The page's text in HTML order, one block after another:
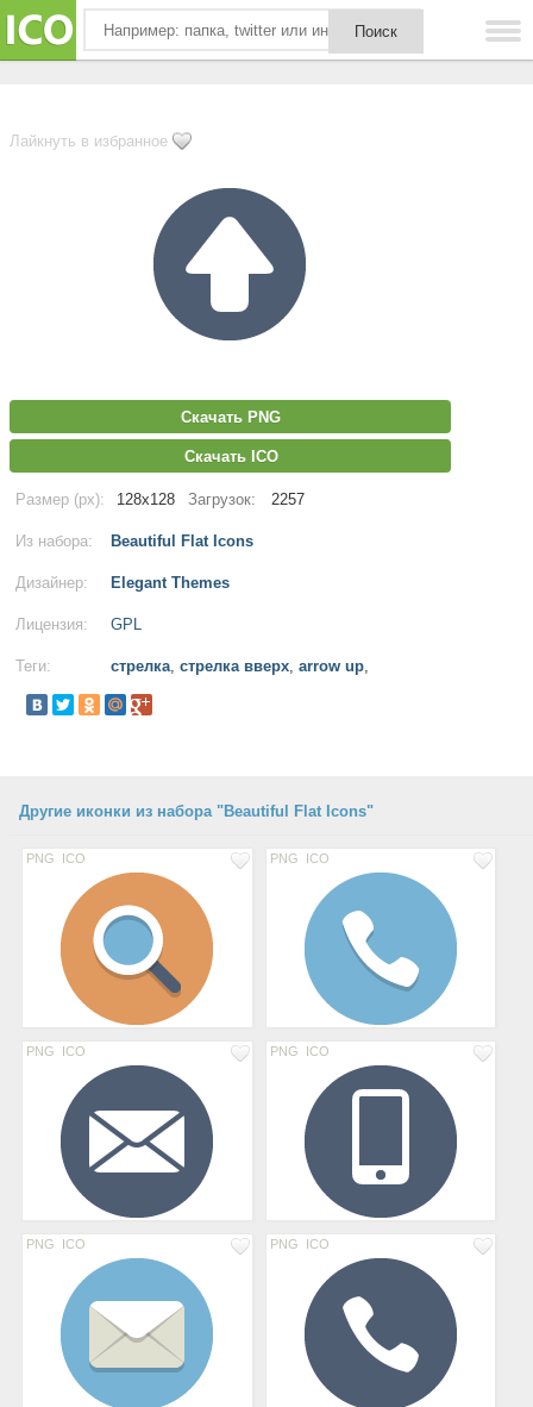
Лайкнуть в избранное
Скачать PNG
Скачать ICO
Размер (px): 128x128 Загрузок: 2257
Из набора: Beautiful Flat Icons
Дизайнер: Elegant Themes
Лицензия: GPL
Теги: стрелка, стрелка вверх, arrow up,
Другие иконки из набора "Beautiful Flat Icons"
PNG ICO PNG ICO
PNG ICO PNG ICO
PNG ICO PNG ICO